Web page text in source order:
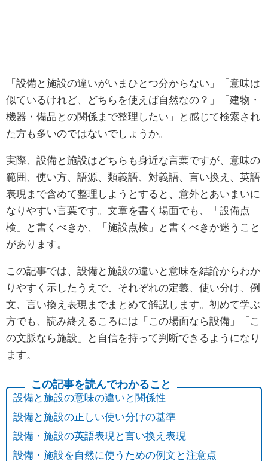
「設備と施設の違いがいまひとつ分からない」「意味は
似ているけれど、どちらを使えば自然なの？」「建物・
機器・備品との関係まで整理したい」と感じて検索され
た方も多いのではないでしょうか。
実際、設備と施設はどちらも身近な言葉ですが、意味の
範囲、使い方、語源、類義語、対義語、言い換え、英語
表現まで含めて整理しようとすると、意外とあいまいに
なりやすい言葉です。文章を書く場面でも、「設備点
検」と書くべきか、「施設点検」と書くべきか迷うこと
があります。
この記事では、設備と施設の違いと意味を結論からわか
りやすく示したうえで、それぞれの定義、使い分け、例
文、言い換え表現までまとめて解説します。初めて学ぶ
方でも、読み終えるころには「この場面なら設備」「こ
の文脈なら施設」と自信を持って判断できるようになり
ます。
設備と施設の意味の違いと関係性
設備と施設の正しい使い分けの基準
設備・施設の英語表現と言い換え表現
設備・施設を自然に使うための例文と注意点